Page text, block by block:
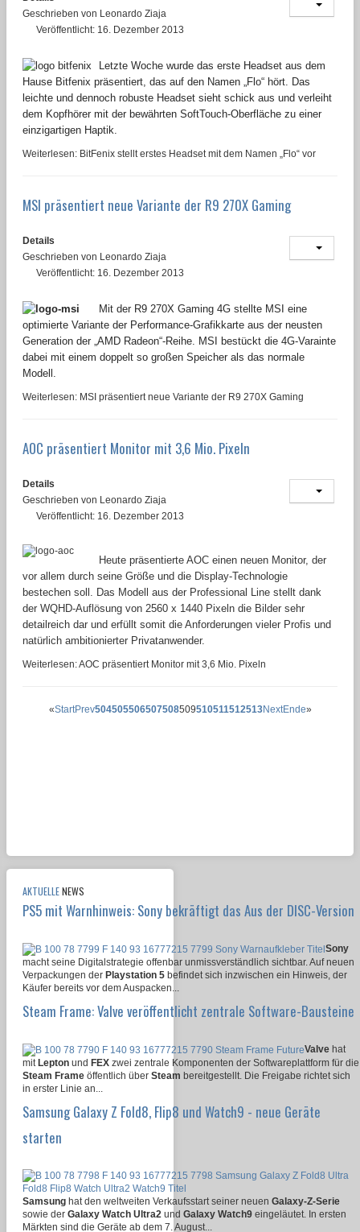
Geschrieben von Leonardo Ziaja
Veröffentlicht: 16. Dezember 2013
Letzte Woche wurde das erste Headset aus dem
Hause Bitfenix präsentiert, das auf den Namen „Flo“ hört. Das
leichte und dennoch robuste Headset sieht schick aus und verleiht
dem Kopfhörer mit der bewährten SoftTouch-Oberfläche zu einer
einzigartigen Haptik.
Weiterlesen: BitFenix stellt erstes Headset mit dem Namen „Flo“ vor
MSI präsentiert neue Variante der R9 270X Gaming
Details
Geschrieben von Leonardo Ziaja
Veröffentlicht: 16. Dezember 2013
Mit der R9 270X Gaming 4G stellte MSI eine
optimierte Variante der Performance-Grafikkarte aus der neusten
Generation der „AMD Radeon“-Reihe. MSI bestückt die 4G-Varainte
dabei mit einem doppelt so großen Speicher als das normale
Modell.
Weiterlesen: MSI präsentiert neue Variante der R9 270X Gaming
AOC präsentiert Monitor mit 3,6 Mio. Pixeln
Details
Geschrieben von Leonardo Ziaja
Veröffentlicht: 16. Dezember 2013
Heute präsentierte AOC einen neuen Monitor, der
vor allem durch seine Größe und die Display-Technologie
bestechen soll. Das Modell aus der Professional Line stellt dank
der WQHD-Auflösung von 2560 x 1440 Pixeln die Bilder sehr
detailreich dar und erfüllt somit die Anforderungen vieler Profis und
natürlich ambitionierter Privatanwender.
Weiterlesen: AOC präsentiert Monitor mit 3,6 Mio. Pixeln
«StartPrev504505506507508509510511512513NextEnde»
AKTUELLENEWS
PS5 mit Warnhinweis: Sony bekräftigt das Aus der DISC-Version
Sony
macht seine Digitalstrategie offenbar unmissverständlich sichtbar. Auf neuen
Verpackungen der Playstation 5 befindet sich inzwischen ein Hinweis, der
Käufer bereits vor dem Auspacken...
Steam Frame: Valve veröffentlicht zentrale Software-Bausteine
Valve hat
mit Lepton und FEX zwei zentrale Komponenten der Softwareplattform für die
Steam Frame öffentlich über Steam bereitgestellt. Die Freigabe richtet sich
in erster Linie an...
Samsung Galaxy Z Fold8, Flip8 und Watch9 - neue Geräte
starten
Samsung hat den weltweiten Verkaufsstart seiner neuen Galaxy-Z-Serie
sowie der Galaxy Watch Ultra2 und Galaxy Watch9 eingeläutet. In ersten
Märkten sind die Geräte ab dem 7. August...